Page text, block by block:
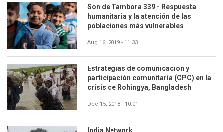
Son de Tambora 339 - Respuesta
humanitaria y la atención de las
poblaciones más vulnerables
Aug 16, 2019 - 11:33
Estrategias de comunicación y
participación comunitaria (CPC) en la
crisis de Rohingya, Bangladesh
Dec 15, 2018 - 10:01
India Network